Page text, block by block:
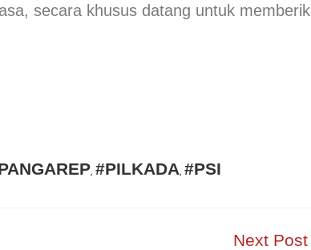
secara khusus datang untuk
, #PILKADA, #PSI
Next Post